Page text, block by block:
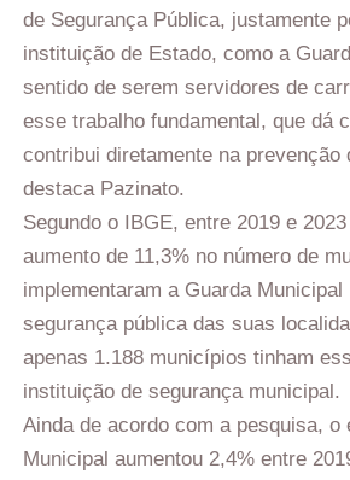
de Segurança Pública, justamente
instituição de Estado, como a
sentido de serem servidores de
esse trabalho fundamental, que dá
contribui diretamente na prevenção
destaca Pazinato.
Segundo o IBGE, entre 2019 e
aumento de 11,3% no número de
implementaram a Guarda
segurança pública das suas
apenas 1.188 municípios tinham
instituição de segurança municipal.
Ainda de acordo com a pesquisa, o
Municipal aumentou 2,4% entre